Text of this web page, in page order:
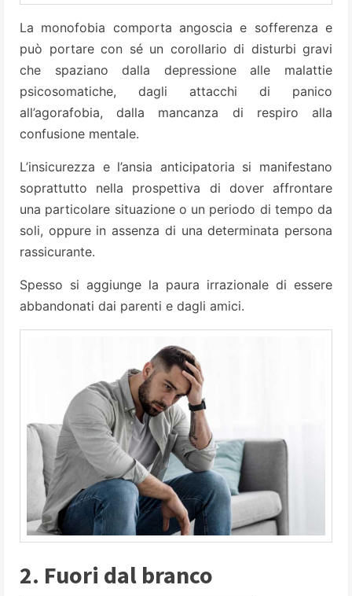
La monofobia comporta angoscia e sofferenza e
può portare con sé un corollario di disturbi gravi
che spaziano dalla depressione alle malattie
psicosomatiche, dagli attacchi di panico
all’agorafobia, dalla mancanza di respiro alla
confusione mentale.
L’insicurezza e l’ansia anticipatoria si manifestano
soprattutto nella prospettiva di dover affrontare
una particolare situazione o un periodo di tempo da
soli, oppure in assenza di una determinata persona
rassicurante.
Spesso si aggiunge la paura irrazionale di essere
abbandonati dai parenti e dagli amici.
2. Fuori dal branco